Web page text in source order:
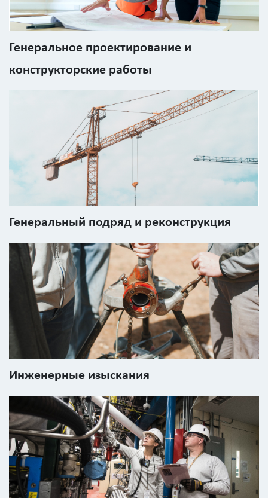
Генеральное проектирование и
конструкторские работы
Генеральный подряд и реконструкция
Инженерные изыскания
расчёт
Введите
Я согласен на
обработку
данных